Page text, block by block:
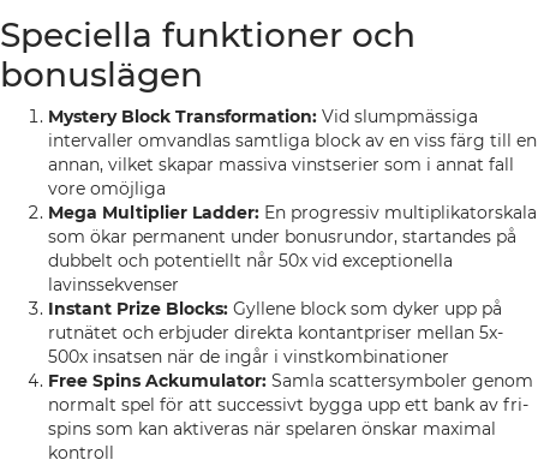
Speciella funktioner och
bonuslägen
Mystery Block Transformation: Vid slumpmässiga
intervaller omvandlas samtliga block av en viss färg till en
annan, vilket skapar massiva vinstserier som i annat fall
vore omöjliga
Mega Multiplier Ladder: En progressiv multiplikatorskala
som ökar permanent under bonusrundor, startandes på
dubbelt och potentiellt når 50x vid exceptionella
lavinssekvenser
Instant Prize Blocks: Gyllene block som dyker upp på
rutnätet och erbjuder direkta kontantpriser mellan 5x-
500x insatsen när de ingår i vinstkombinationer
Free Spins Ackumulator: Samla scattersymboler genom
normalt spel för att successivt bygga upp ett bank av fri-
spins som kan aktiveras när spelaren önskar maximal
kontroll